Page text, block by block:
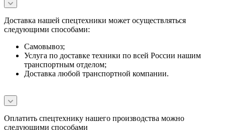
Доставка нашей спецтехники может осуществляться
следующими способами:
Самовывоз;
Услуга по доставке техники по всей России нашим
транспортным отделом;
Доставка любой транспортной компании.
Оплатить спецтехнику нашего производства можно
следующими способами